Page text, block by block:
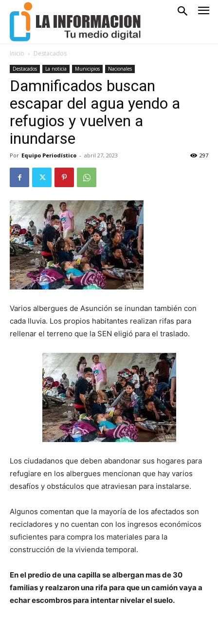
Inicio Destacados
Destacados La noticia Municipios Nacionales
Damnificados buscan
escapar del agua yendo a
refugios y vuelven a
inundarse
Por Equipo Periodístico - abril 27, 2023 297
Varios albergues de Asunción se inundan también con
cada lluvia. Los propios habitantes realizan rifas para
rellenar el terreno que la SEN eligió para el traslado.
Los ciudadanos que deben abandonar sus hogares para
refugiare en los albergues mencionan que hay varios
desafíos y obstáculos que atraviesan para instalarse.
Algunos comentan que la mayoría de los afectados son
recicladores y no cuentan con los ingresos económicos
suficientes para compra los materiales para la
construcción de la vivienda temporal.
En el predio de una capilla se albergan mas de 30
familias y realzaron una rifa para que un camión vaya a
echar escombros para intentar nivelar el suelo.